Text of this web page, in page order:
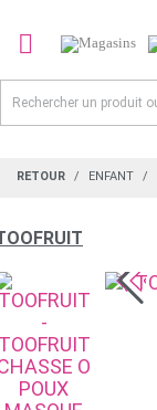

RETOUR ENFANT